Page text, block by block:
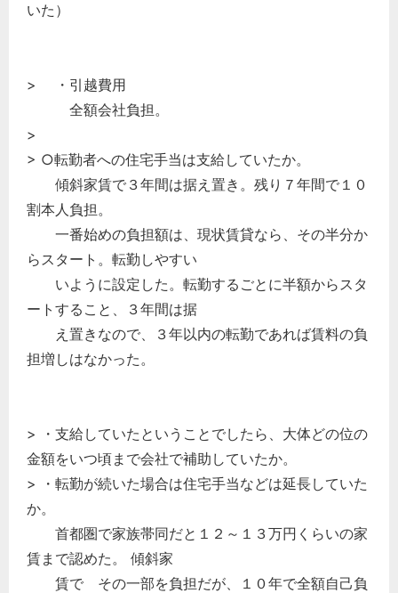
いた）
> ・引越費用
全額会社負担。
>
> ○転勤者への住宅手当は支給していたか。
傾斜家賃で３年間は据え置き。残り７年間で１０
割本人負担。
一番始めの負担額は、現状賃貸なら、その半分か
らスタート。転勤しやすい
いように設定した。転勤するごとに半額からスタ
ートすること、３年間は据
え置きなので、３年以内の転勤であれば賃料の負
担増しはなかった。
> ・支給していたということでしたら、大体どの位の
金額をいつ頃まで会社で補助していたか。
> ・転勤が続いた場合は住宅手当などは延長していた
か。
首都圏で家族帯同だと１２～１３万円くらいの家
賃まで認めた。 傾斜家
賃で その一部を負担だが、１０年で全額自己負